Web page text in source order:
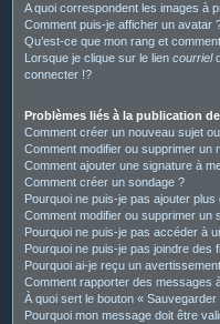
A quoi correspondent les images à
Comment puis-je afficher un avatar
Qu’est-ce que mon rang et
Lorsque je clique sur le lien courriel
connecter !?
Problèmes liés à la publication
Comment créer un nouveau sujet
Comment modifier ou supprimer un
Comment ajouter une signature à
Comment créer un sondage ?
Pourquoi ne puis-je pas ajouter plus
Comment modifier ou supprimer un
Pourquoi ne puis-je pas accéder à
Pourquoi ne puis-je pas joindre des
Pourquoi ai-je reçu un
Comment rapporter des messages
À quoi sert le bouton «
Pourquoi mon message doit être